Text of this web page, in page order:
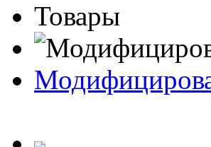
Товары